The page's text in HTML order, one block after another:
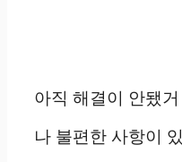
아직 해결이 안됐거
나 불편한 사항이 있